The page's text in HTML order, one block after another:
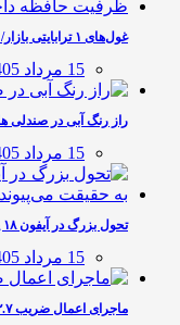
غول‌های ۱ ترابایتی بازار/ معرفی گوشی‌هایی با…
15 مرداد 1405
راز رنگ آبی در صندلی
15 مرداد 1405
تحول بزرگ در آیفون ۱۸ پرو/ سه…
15 مرداد 1405
ماجرای اعمال ضریب ۲.۷ برای اینترنت بین‌الملل…